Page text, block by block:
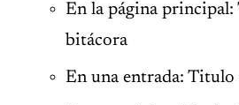
En la página
bitácora
En una entrada: Titulo